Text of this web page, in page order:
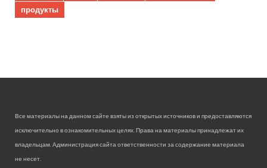
продукты
Все материалы на данном сайте взяты из открытых источников и предоставляются
исключительно в ознакомительных целях. Права на материалы принадлежат их
владельцам. Администрация сайта ответственности за содержание материала
не несет.